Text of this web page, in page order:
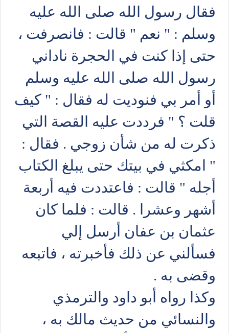
فقال رسول الله صلى الله عليه
وسلم : " نعم " قالت : فانصرفت ،
حتى إذا كنت في الحجرة ناداني
رسول الله صلى الله عليه وسلم
أو أمر بي فنوديت له فقال : " كيف
قلت ؟ " فرددت عليه القصة التي
ذكرت له من شأن زوجي . فقال :
" امكثي في بيتك حتى يبلغ الكتاب
أجله " قالت : فاعتددت فيه أربعة
أشهر وعشرا . قالت : فلما كان
عثمان بن عفان أرسل إلي
فسألني عن ذلك فأخبرته ، فاتبعه
وقضى به .
وكذا رواه أبو داود والترمذي
والنسائي من حديث مالك به ،